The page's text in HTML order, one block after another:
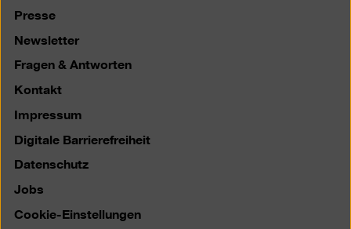
Presse
Newsletter
Fragen & Antworten
Kontakt
Impressum
Digitale Barrierefreiheit
Datenschutz
Jobs
Cookie-Einstellungen